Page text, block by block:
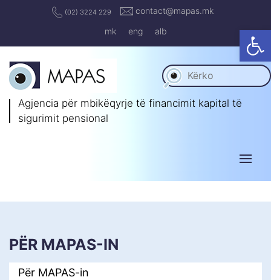
(02) 3224 229
contact@mapas.mk
mk
eng alb
Agjencia për mbikëqyrje të financimit kapital të
sigurimit pensional
PËR MAPAS-IN
Për MAPAS-in